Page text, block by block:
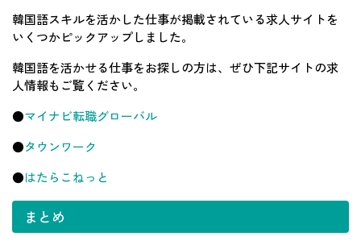
韓国語スキルを活かした仕事が掲載されている求人サイトを
いくつかピックアップしました。
韓国語を活かせる仕事をお探しの方は、ぜひ下記サイトの求
人情報もご覧ください。
●マイナビ転職グローバル
●タウンワーク
●はたらこねっと
まとめ